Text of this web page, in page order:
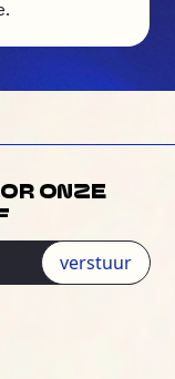
ONZE
verstuur